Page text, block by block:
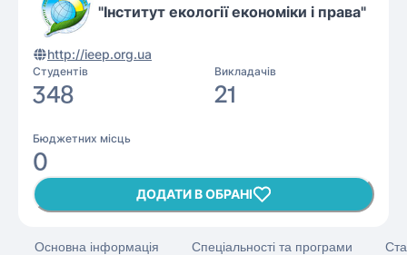
"Інститут екології економіки і права"
http://ieep.org.ua
Студентів
348
Викладачів
21
Бюджетних місць
0
ДОДАТИ В ОБРАНІ
Основна інформація Спеціальності та програми